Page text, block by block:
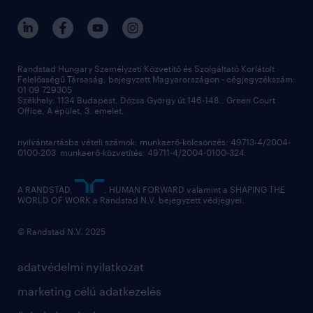
kapcsolat
hr kutatások
kiválasztás
megtartás
munkahelyi teljesítmény
toborzás
munkaerőpiac
hírlevél
adatvédelmi nyilatkozat
marketing célú adatkezelés
Randstad Hungary Személyzeti Közvetítő és Szolgáltató Korlátolt
Felelősségű Társaság, bejegyzett Magyarországon - cégjegyzékszám:
01 09 729305
Székhely: 1134 Budapest, Dózsa György út 146-148., Green Court
Office, A épület, 3. emelet,
nyilvántartásba vételi számok: munkaerő-kölcsönzés: 49713-4/2004-
0100-203 munkaerő-közvetítés: 49711-4/2004-0100-324
A RANDSTAD,
, HUMAN FORWARD valamint a SHAPING THE
WORLD OF WORK a Randstad N.V. bejegyzett védjegyei.
© Randstad N.V. 2025